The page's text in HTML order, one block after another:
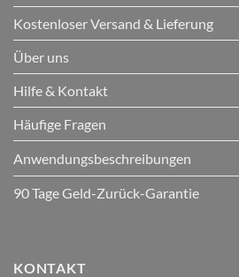
Kostenloser Versand & Lieferung
Über uns
Hilfe & Kontakt
Häufige Fragen
Anwendungsbeschreibungen
90 Tage Geld-Zurück-Garantie
KONTAKT